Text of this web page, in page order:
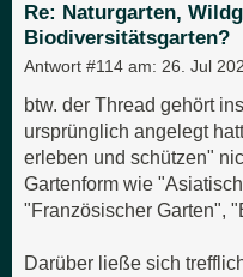
Re: Naturgarten,
Biodiversitätsgarten?
Antwort #114 am: 26. Jul
btw. der Thread gehört
ursprünglich angelegt
erleben und schützen"
Gartenform wie
"Französischer Garten",
Darüber ließe sich